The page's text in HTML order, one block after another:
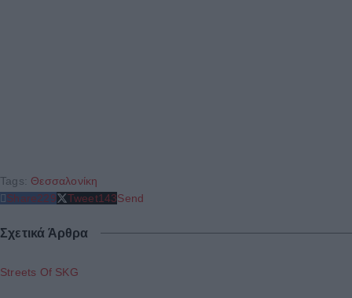
Tags: Θεσσαλονίκη
Share229 Tweet143Send
Σχετικά Άρθρα
Streets Of SKG